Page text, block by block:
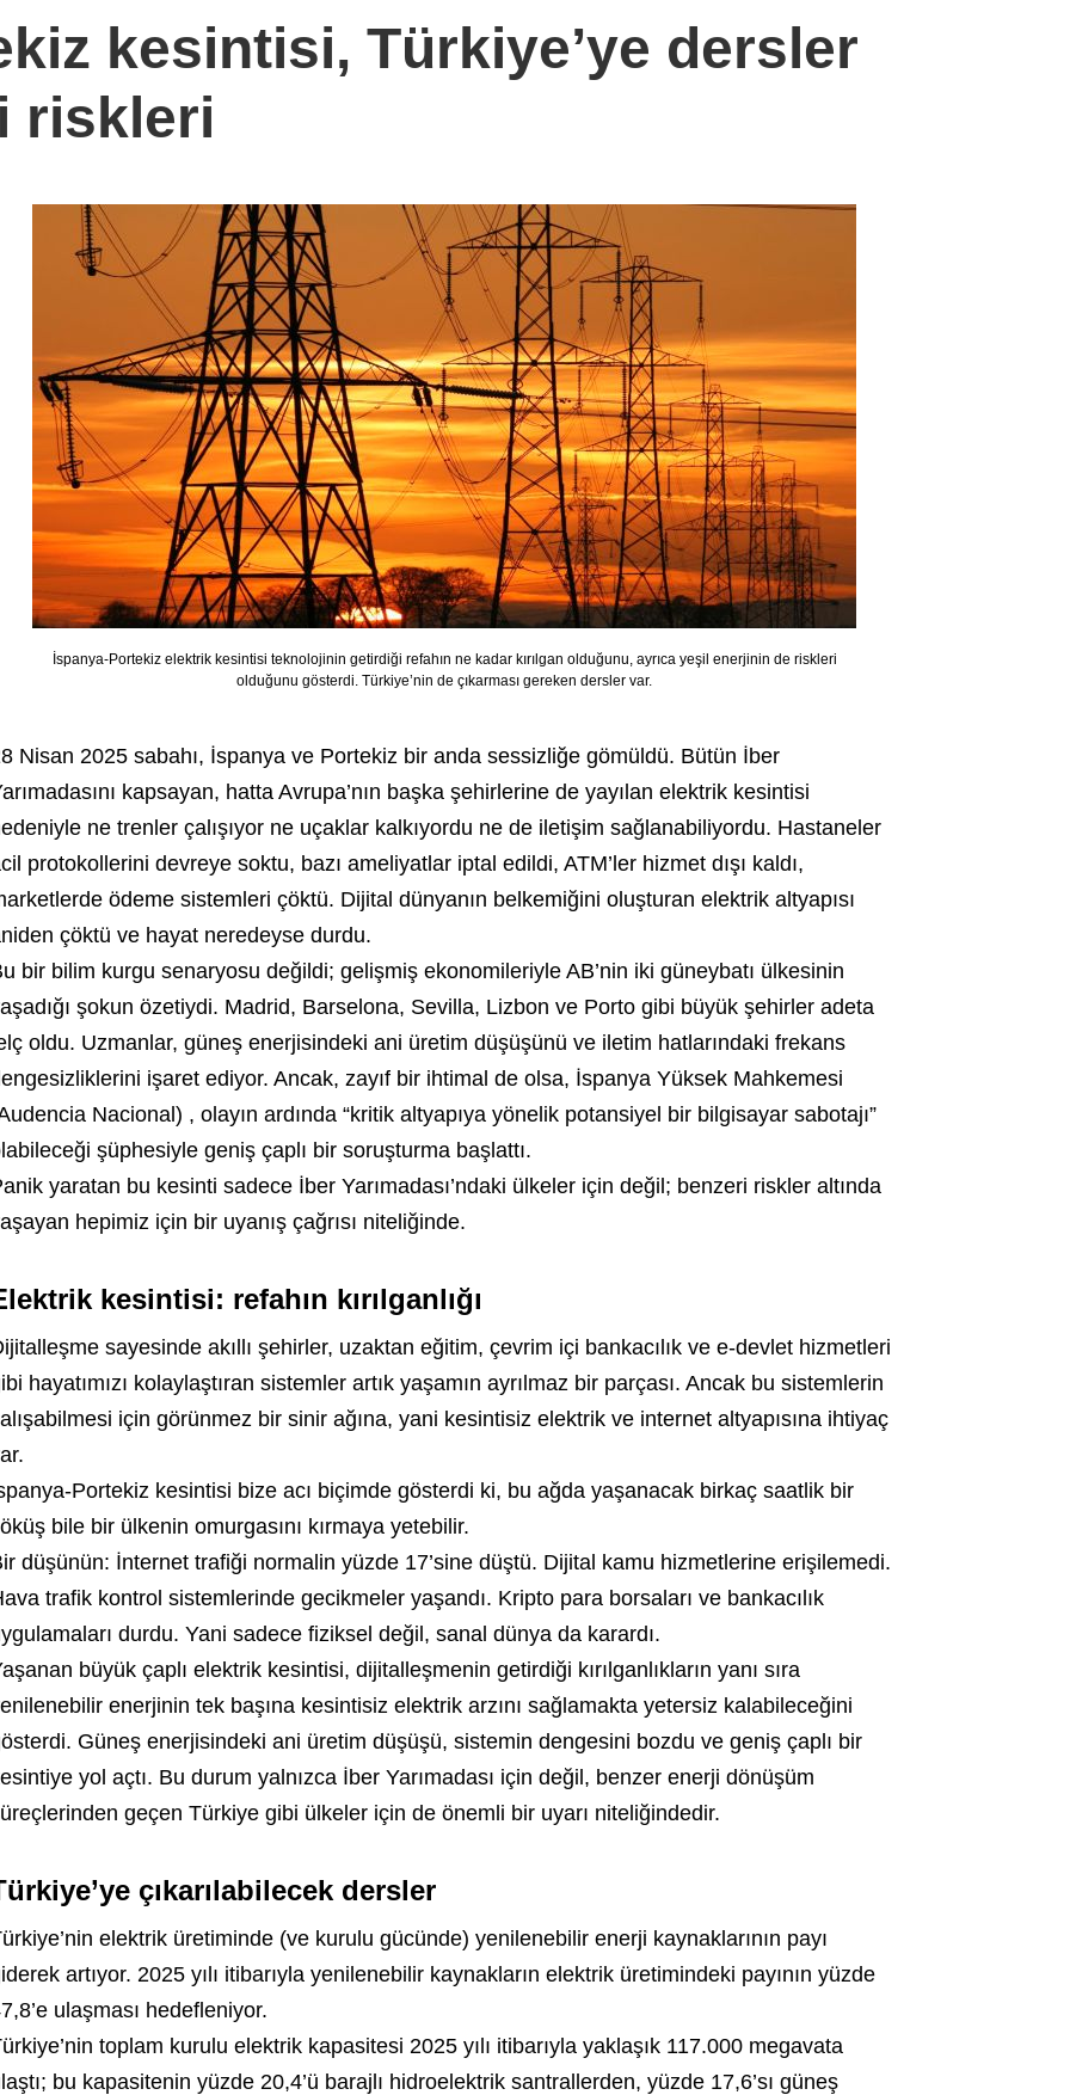
kesintisi, Türkiye’ye dersler
riskleri
İspanya-Portekiz elektrik kesintisi teknolojinin getirdiği refahın ne kadar kırılgan olduğunu, ayrıca yeşil enerjinin de riskleri
olduğunu gösterdi. Türkiye’nin de çıkarması gereken dersler var.
Nisan 2025 sabahı, İspanya ve Portekiz bir anda sessizliğe gömüldü. Bütün İber
kapsayan, hatta Avrupa’nın başka şehirlerine de yayılan elektrik kesintisi
ne trenler çalışıyor ne uçaklar kalkıyordu ne de iletişim sağlanabiliyordu. Hastaneler
protokollerini devreye soktu, bazı ameliyatlar iptal edildi, ATM’ler hizmet dışı kaldı,
ödeme sistemleri çöktü. Dijital dünyanın belkemiğini oluşturan elektrik altyapısı
çöktü ve hayat neredeyse durdu.
bir bilim kurgu senaryosu değildi; gelişmiş ekonomileriyle AB’nin iki güneybatı ülkesinin
şokun özetiydi. Madrid, Barselona, Sevilla, Lizbon ve Porto gibi büyük şehirler adeta
oldu. Uzmanlar, güneş enerjisindeki ani üretim düşüşünü ve iletim hatlarındaki frekans
işaret ediyor. Ancak, zayıf bir ihtimal de olsa, İspanya Yüksek Mahkemesi
Nacional) , olayın ardında “kritik altyapıya yönelik potansiyel bir bilgisayar sabotajı”
şüphesiyle geniş çaplı bir soruşturma başlattı.
yaratan bu kesinti sadece İber Yarımadası’ndaki ülkeler için değil; benzeri riskler altında
hepimiz için bir uyanış çağrısı niteliğinde.
kesintisi: refahın kırılganlığı
sayesinde akıllı şehirler, uzaktan eğitim, çevrim içi bankacılık ve e-devlet hizmetleri
hayatımızı kolaylaştıran sistemler artık yaşamın ayrılmaz bir parçası. Ancak bu sistemlerin
için görünmez bir sinir ağına, yani kesintisiz elektrik ve internet altyapısına ihtiyaç
Portekiz kesintisi bize acı biçimde gösterdi ki, bu ağda yaşanacak birkaç saatlik bir
bile bir ülkenin omurgasını kırmaya yetebilir.
düşünün: İnternet trafiği normalin yüzde 17’sine düştü. Dijital kamu hizmetlerine erişilemedi.
trafik kontrol sistemlerinde gecikmeler yaşandı. Kripto para borsaları ve bankacılık
durdu. Yani sadece fiziksel değil, sanal dünya da karardı.
büyük çaplı elektrik kesintisi, dijitalleşmenin getirdiği kırılganlıkların yanı sıra
enerjinin tek başına kesintisiz elektrik arzını sağlamakta yetersiz kalabileceğini
Güneş enerjisindeki ani üretim düşüşü, sistemin dengesini bozdu ve geniş çaplı bir
yol açtı. Bu durum yalnızca İber Yarımadası için değil, benzer enerji dönüşüm
geçen Türkiye gibi ülkeler için de önemli bir uyarı niteliğindedir.
çıkarılabilecek dersler
elektrik üretiminde (ve kurulu gücünde) yenilenebilir enerji kaynaklarının payı
artıyor. 2025 yılı itibarıyla yenilenebilir kaynakların elektrik üretimindeki payının yüzde
ulaşması hedefleniyor.
toplam kurulu elektrik kapasitesi 2025 yılı itibarıyla yaklaşık 117.000 megavata
bu kapasitenin yüzde 20,4’ü barajlı hidroelektrik santrallerden, yüzde 17,6’sı güneş